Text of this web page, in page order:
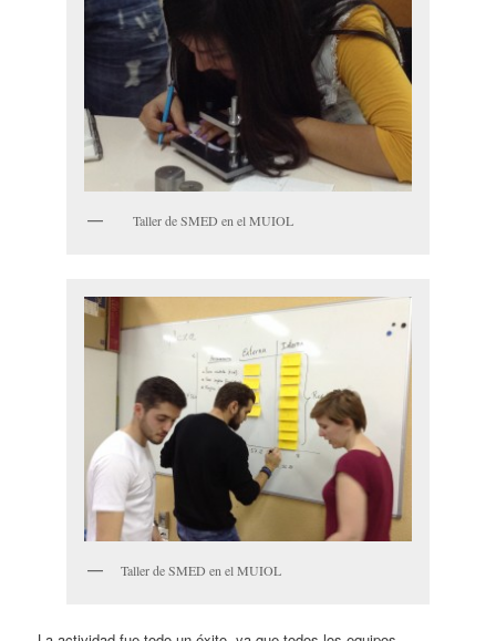
Taller de SMED en el MUIOL
Taller de SMED en el MUIOL